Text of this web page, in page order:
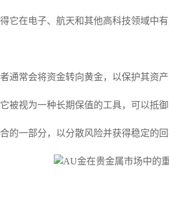
它在电子、航天和其他高科技领域中有
通常会将资金转向黄金，以保护其资
被视为一种长期保值的工具，可以抵
的一部分，以分散风险并获得稳定的回